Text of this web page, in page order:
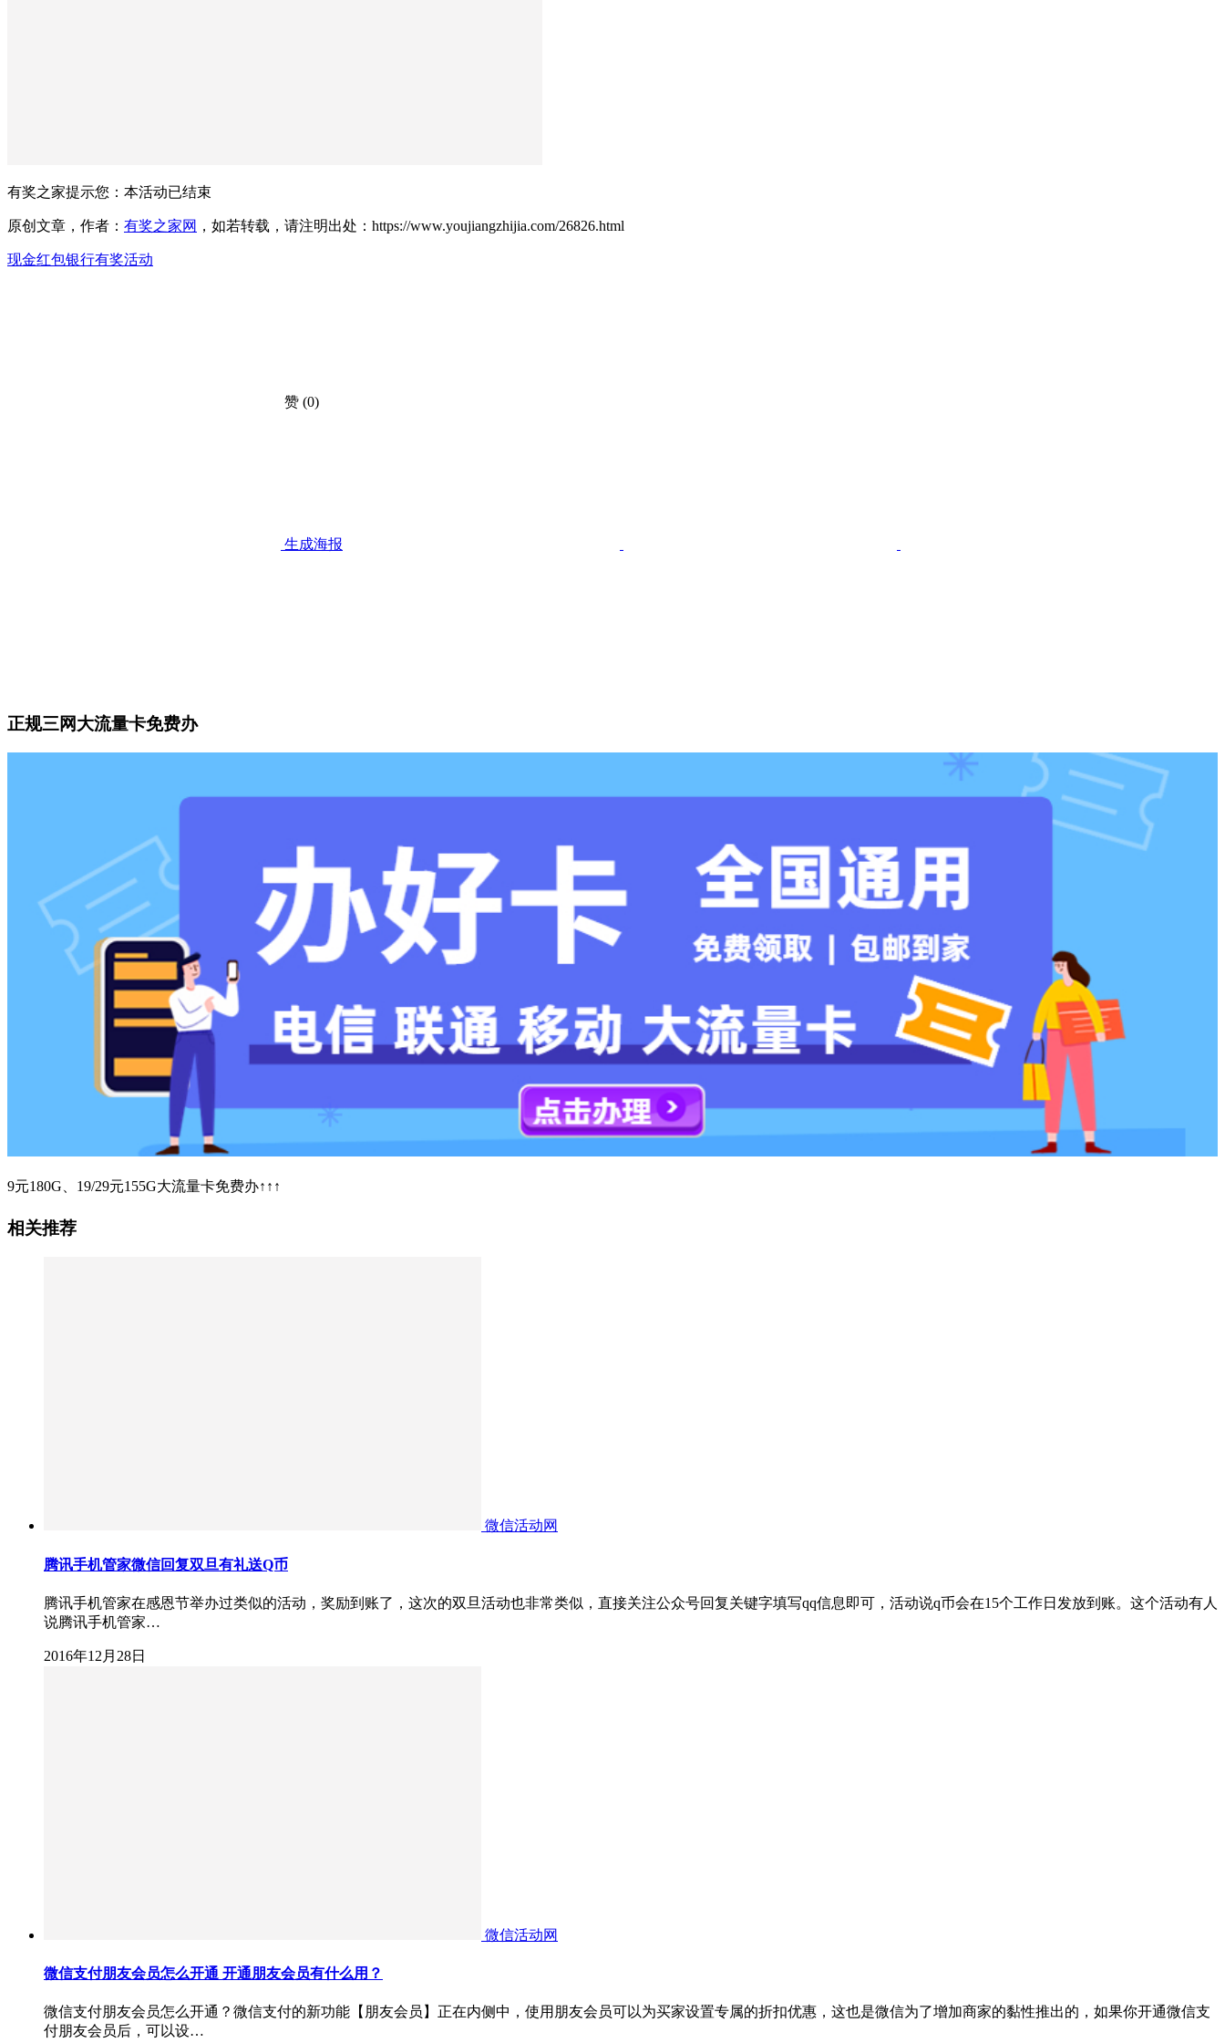
有奖之家提示您： 本活动已结束
原创文章，作者： 有奖之家网 ，如若转载，请注明出处：https://www.youjiangzhijia.com/26826.html
现金红包银行有奖活动
赞 (0)
生成海报
正规三网大流量卡免费办
9元180G、19/29元155G大流量卡免费办↑↑↑
相关推荐
微信活动网
腾讯手机管家微信回复双旦有礼送Q币
腾讯手机管家在感恩节举办过类似的活动，奖励到账了，这次的双旦活动也非常类似，直接关注公众号回复关键字填写qq信息即可，活动说q币会在15个工作日发放到账。这个活动有人
说腾讯手机管家…
2016年12月28日
微信活动网
微信支付朋友会员怎么开通 开通朋友会员有什么用？
微信支付朋友会员怎么开通？微信支付的新功能【朋友会员】正在内侧中，使用朋友会员可以为买家设置专属的折扣优惠，这也是微信为了增加商家的黏性推出的，如果你开通微信支
付朋友会员后，可以设…